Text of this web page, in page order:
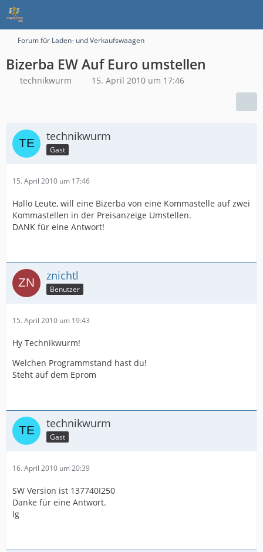
Forum für Laden- und Verkaufswaagen
Bizerba EW Auf Euro umstellen
technikwurm 15. April 2010 um 17:46
technikwurm
Gast
15. April 2010 um 17:46
Hallo Leute, will eine Bizerba von eine Kommastelle auf zwei
Kommastellen in der Preisanzeige Umstellen.
DANK für eine Antwort!
znichtl
Benutzer
15. April 2010 um 19:43
Hy Technikwurm!
Welchen Programmstand hast du!
Steht auf dem Eprom
technikwurm
Gast
16. April 2010 um 20:39
SW Version ist 137740I250
Danke für eine Antwort.
lg